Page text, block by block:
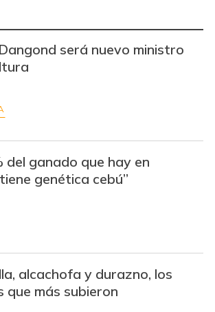
+$ 125,00 +0,84%
- -
+$ 1.500,00
-
será nuevo ministro
del ganado que hay en
genética cebú”
alcachofa y durazno, los
que más subieron